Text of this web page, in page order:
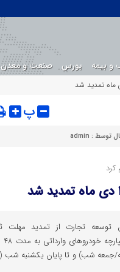
و بیمه بورس صنعت و معدن
پ
توسط : admin
توسعه تجارت از تمدید مهلت